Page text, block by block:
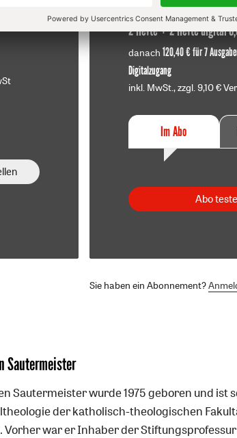
2 Hefte + 2 Hefte digital
danach 120,40 € für 7
Digitalzugang
inkl. MwSt., zzgl. 9,10 €
Im Abo
Abo
Sie haben ein Abonnement?
Sautermeister
Sautermeister wurde 1975 geboren und ist
der katholisch-theologischen
Vorher war er Inhaber der